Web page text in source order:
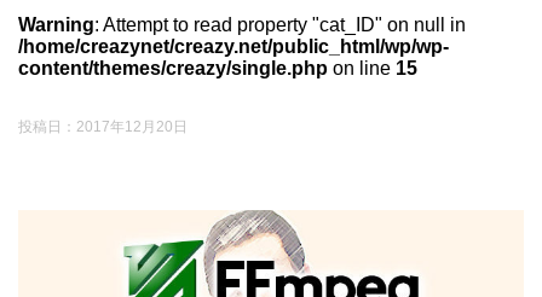
Warning: Attempt to read property "cat_ID" on null in
/home/creazynet/creazy.net/public_html/wp/wp-
content/themes/creazy/single.php on line 15
投稿日： 2017年12月20日